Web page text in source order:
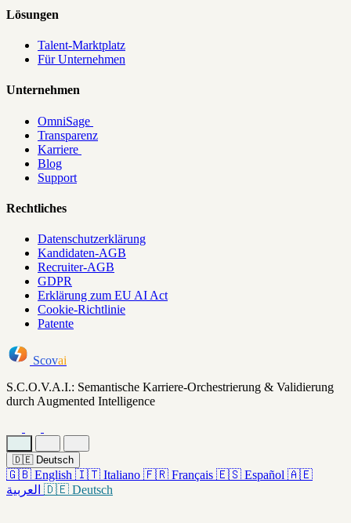
Lösungen
Talent-Marktplatz
Für Unternehmen
Unternehmen
OmniSage
Transparenz
Karriere
Blog
Support
Rechtliches
Datenschutzerklärung
Kandidaten-AGB
Recruiter-AGB
GDPR
Erklärung zum EU AI Act
Cookie-Richtlinie
Patente
Scovai
S.C.O.V.A.I.: Semantische Karriere-Orchestrierung & Validierung
durch Augmented Intelligence
🇩🇪 Deutsch
🇬🇧 English 🇮🇹 Italiano 🇫🇷 Français 🇪🇸 Español 🇦🇪
العربية 🇩🇪 Deutsch